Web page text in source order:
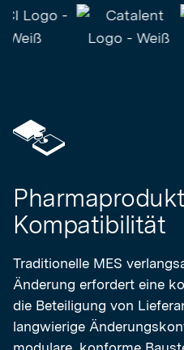
Kompatibilität
Traditionelle MES
Änderung erfordert eine
die Beteiligung von
langwierige